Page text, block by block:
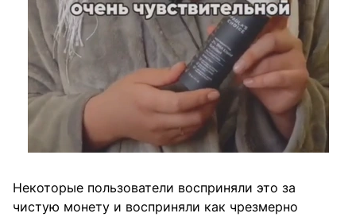
Некоторые пользователи восприняли это за
чистую монету и восприняли как чрезмерно